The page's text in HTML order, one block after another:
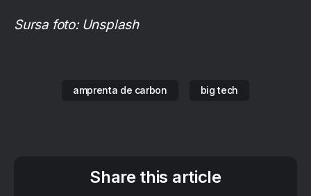
Sursa foto: Unsplash
amprenta de carbon big tech
Share this article